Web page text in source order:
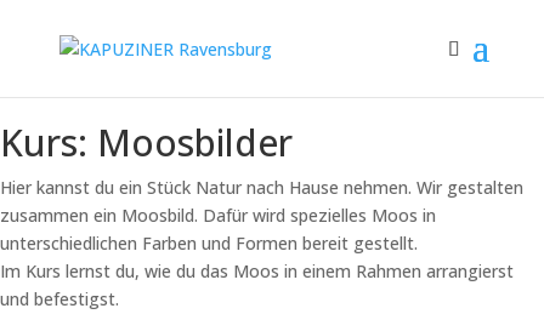
Kurs: Moosbilder
Hier kannst du ein Stück Natur nach Hause nehmen. Wir gestalten
zusammen ein Moosbild. Dafür wird spezielles Moos in
unterschiedlichen Farben und Formen bereit gestellt.
Im Kurs lernst du, wie du das Moos in einem Rahmen arrangierst
und befestigst.